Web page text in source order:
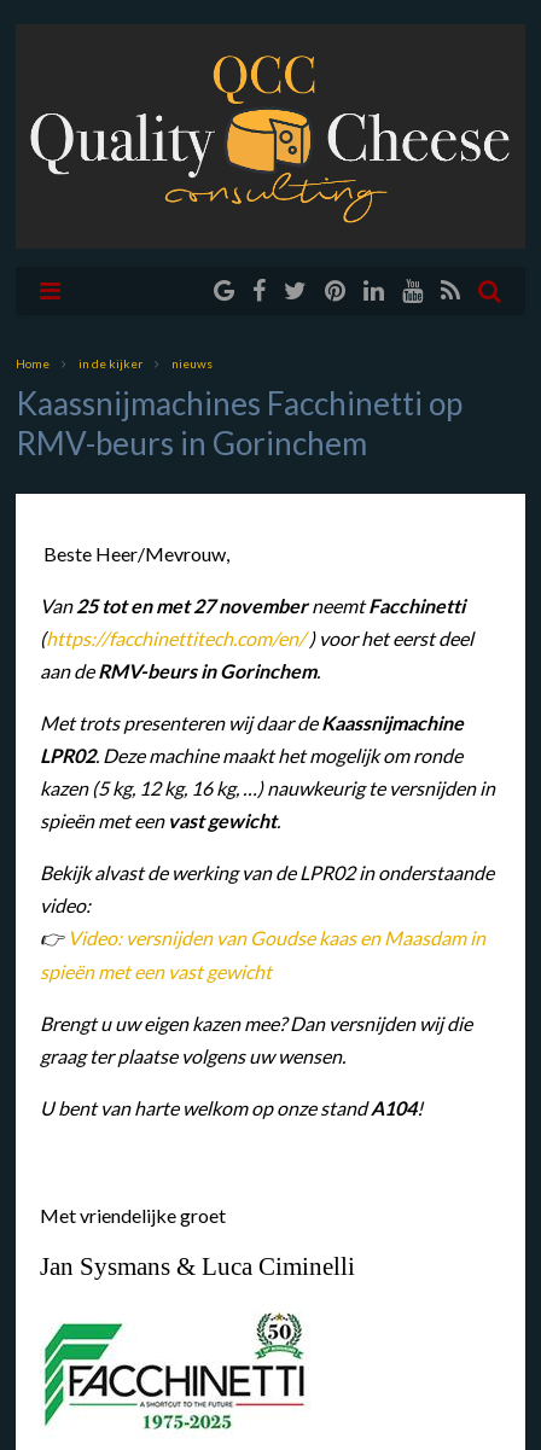
Home in de kijker nieuws
Kaassnijmachines Facchinetti op
RMV-beurs in Gorinchem
Beste Heer/Mevrouw,
Van 25 tot en met 27 novemberneemtFacchinetti
(https://facchinettitech.com/en/) voor het eerst deel
aan deRMV-beurs in Gorinchem.
Met trots presenteren wij daar deKaassnijmachine
LPR02. Deze machine maakt het mogelijk om ronde
kazen (5 kg, 12 kg, 16 kg, …) nauwkeurig te versnijden in
spieën met een vast gewicht.
Bekijk alvast de werking van de LPR02 in onderstaande
video:
👉 Video: versnijden van Goudse kaas en Maasdam in
spieën met een vast gewicht
Brengt u uw eigen kazen mee? Dan versnijden wij die
graag ter plaatse volgens uw wensen.
U bent van harte welkom op onze standA104!
Met vriendelijke groet
Jan Sysmans & Luca Ciminelli